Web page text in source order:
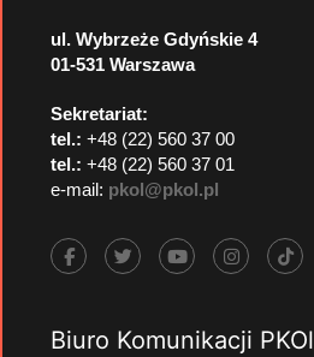
ul. Wybrzeże Gdyńskie 4
01-531 Warszawa
Sekretariat:
tel.: +48 (22) 560 37 00
tel.: +48 (22) 560 37 01
e-mail: pkol@pkol.pl
Biuro Komunikacji PKOl